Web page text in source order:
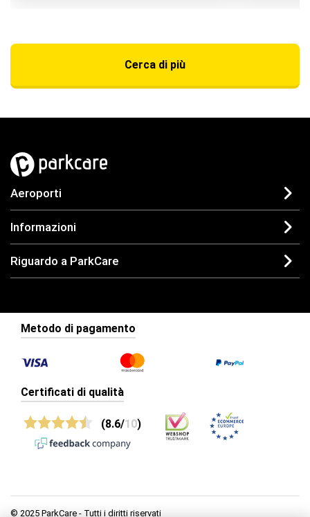
Cerca di più
Aeroporti
Informazioni
Riguardo a ParkCare
Metodo di pagamento
Certificati di qualità
(8.6/10)
© 2025 ParkCare - Tutti i diritti riservati